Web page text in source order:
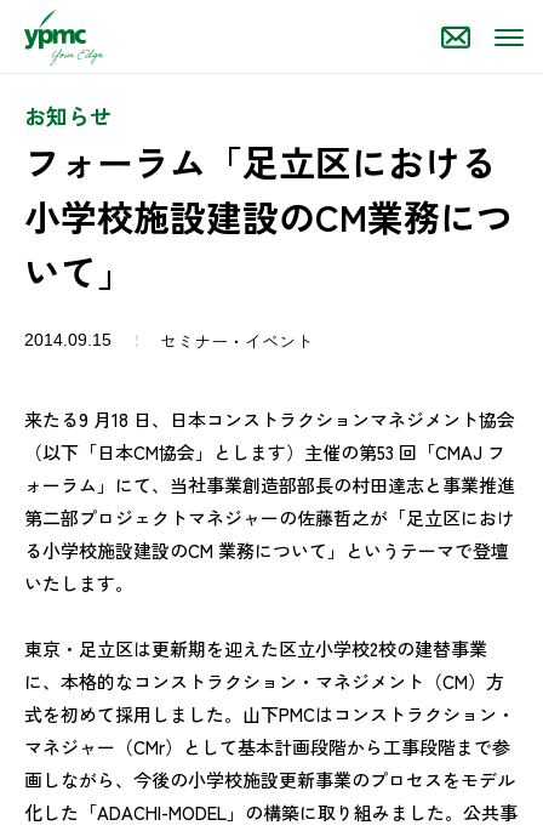
お知らせ
フォーラム「足立区における
小学校施設建設のCM業務につ
いて」
2014.09.15 セミナー・イベント
来たる9 月18 日、日本コンストラクションマネジメント協会
（以下「日本CM協会」とします）主催の第53 回「CMAJ フ
ォーラム」にて、当社事業創造部部長の村田達志と事業推進
第二部プロジェクトマネジャーの佐藤哲之が「足立区におけ
る小学校施設建設のCM 業務について」というテーマで登壇
いたします。
東京・足立区は更新期を迎えた区立小学校2校の建替事業
に、本格的なコンストラクション・マネジメント（CM）方
式を初めて採用しました。山下PMCはコンストラクション・
マネジャー（CMr）として基本計画段階から工事段階まで参
画しながら、今後の小学校施設更新事業のプロセスをモデル
化した「ADACHI-MODEL」の構築に取り組みました。公共事